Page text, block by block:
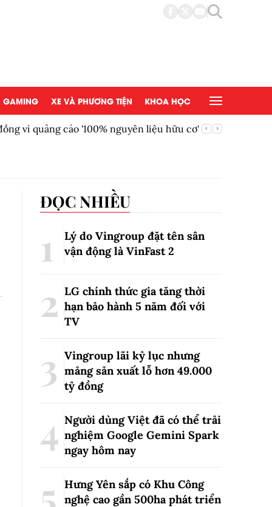
GAMING XE VÀ PHƯƠNG TIỆN KHOA HỌC
vì quảng cáo '100% nguyên liệu hữu cơ'
ĐỌC NHIỀU
Lý do Vingroup đặt tên sân
vận động là VinFast2
LG chính thức gia tăng thời
hạn bảo hành 5 năm đối với
TV
Vingroup lãi kỷ lục nhưng
mảng sản xuất lỗ hơn 49.000
tỷ đồng
Người dùng Việt đã có thể trải
nghiệm Google Gemini Spark
ngay hôm nay
Hưng Yên sắp có Khu Công
nghệ cao gần 500ha phát triển